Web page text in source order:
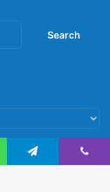
Telegram Viber